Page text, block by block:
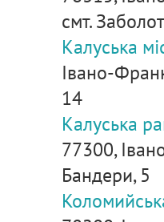
смт.
Калуська
Івано-
14
Калуська
77300,
Бандери, 5